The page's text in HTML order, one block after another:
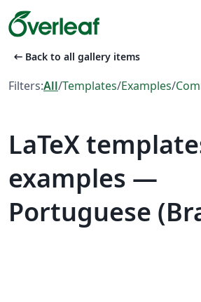
arrow_left_alt Back to all gallery items
Filters:All/Templates/Examples/
LaTeX
examples —
Portuguese